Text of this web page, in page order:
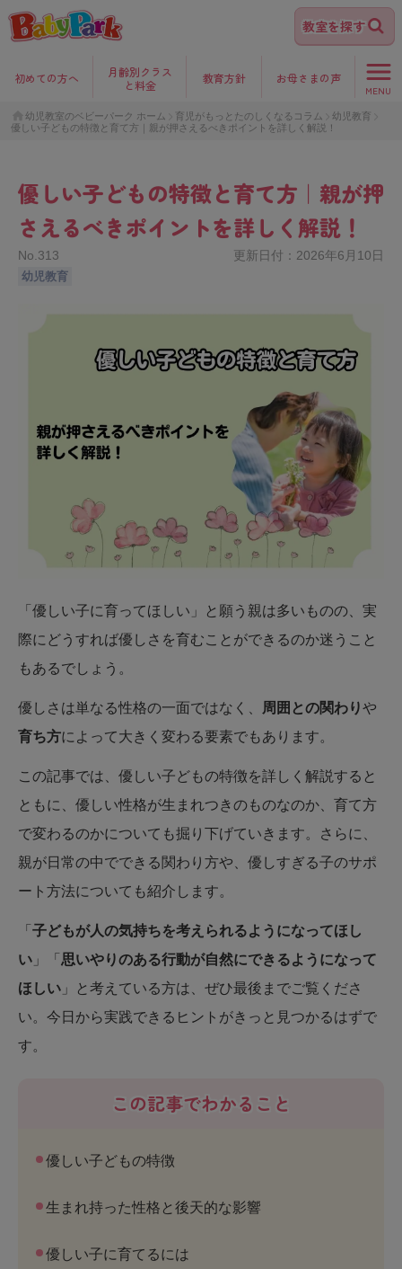
教室を探す
初めての方へ
月齢別クラス
と料金
教育方針 お母さまの声
MENU
幼児教室のベビーパーク ホーム 育児がもっとたのしくなるコラム
幼児教育
優しい子どもの特徴と育て方｜親が押さえるべきポイントを詳しく解説！
優しい子どもの特徴と育て方｜親が押
さえるべきポイントを詳しく解説！
No. 313 更新日付： 2026年6月10日
幼児教育
「優しい子に育ってほしい」と願う親は多いものの、実
際にどうすれば優しさを育むことができるのか迷うこと
もあるでしょう。
優しさは単なる性格の一面ではなく、 周囲との関わりや
育ち方によって大きく変わる要素でもあります。
この記事では、優しい子どもの特徴を詳しく解説すると
ともに、優しい性格が生まれつきのものなのか、育て方
で変わるのかについても掘り下げていきます。さらに、
親が日常の中でできる関わり方や、優しすぎる子のサポ
ート方法についても紹介します。
「 子どもが人の気持ちを考えられるようになってほし
い 」「 思いやりのある行動が自然にできるようになって
ほしい 」と考えている方は、ぜひ最後までご覧くださ
い。今日から実践できるヒントがきっと見つかるはずで
す。
この記事でわかること
優しい子どもの特徴
生まれ持った性格と後天的な影響
優しい子に育てるには